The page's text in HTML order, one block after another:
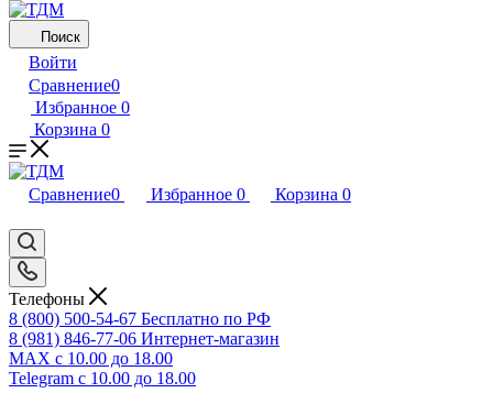
Поиск
Войти
Сравнение0
Избранное 0
Корзина 0
Сравнение0 Избранное 0 Корзина 0
Телефоны
8 (800) 500-54-67 Бесплатно по РФ
8 (981) 846-77-06 Интернет-магазин
MAX с 10.00 до 18.00
Telegram с 10.00 до 18.00